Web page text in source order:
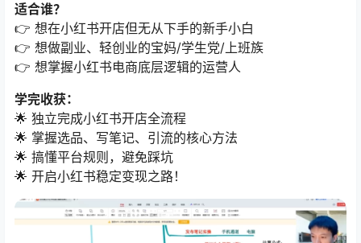
适合谁？​
👉 想在小红书开店但无从下手的新手小白
👉 想做副业、轻创业的宝妈/学生党/上班族
👉 想掌握小红书电商底层逻辑的运营人
学完收获：​
🌟 独立完成小红书开店全流程
🌟 掌握选品、写笔记、引流的核心方法
🌟 搞懂平台规则，避免踩坑
🌟 开启小红书稳定变现之路！